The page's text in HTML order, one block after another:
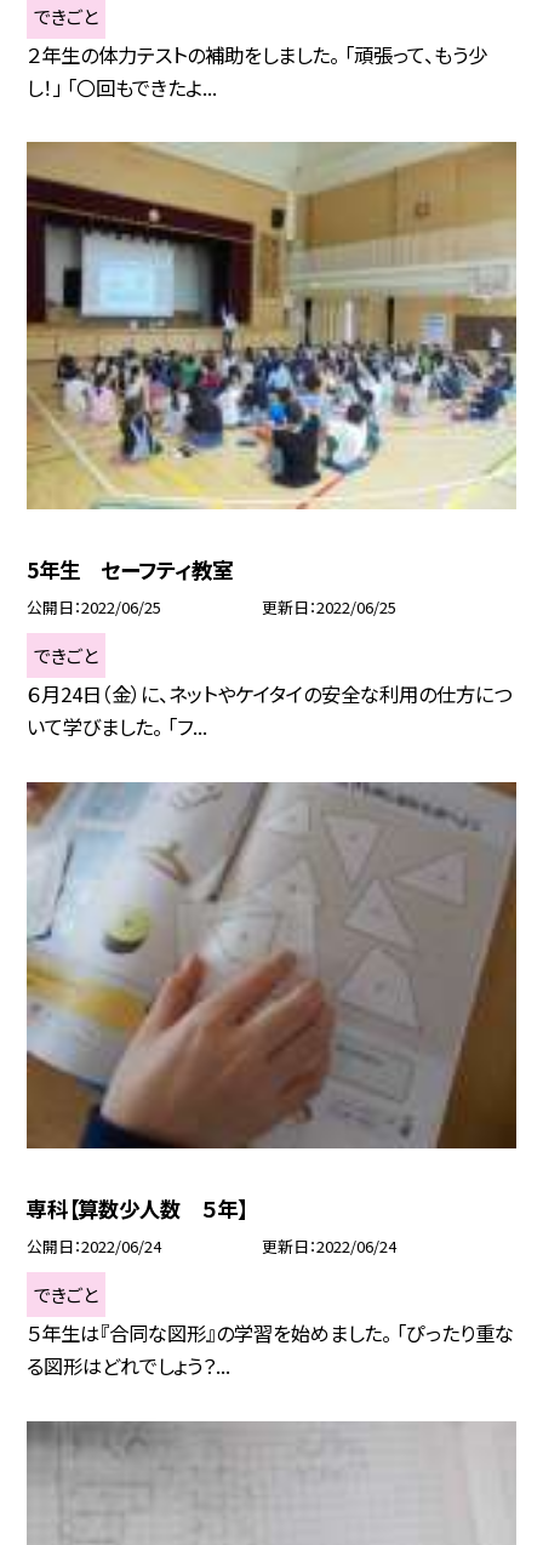
できごと
２年生の体力テストの補助をしました。 「頑張って、もう少
し！」 「〇回もできたよ...
5年生 セーフティ教室
公開日 2022/06/25 更新日 2022/06/25
できごと
６月24日（金）に、ネットやケイタイの安全な利用の仕方につ
いて学びました。 「フ...
専科【算数少人数 ５年】
公開日 2022/06/24 更新日 2022/06/24
できごと
５年生は『合同な図形』の学習を始めました。 「ぴったり重な
る図形はどれでしょう？...